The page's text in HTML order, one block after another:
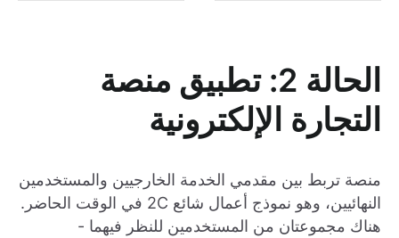
الحالة 2: تطبيق منصة
التجارة الإلكترونية
منصة تربط بين مقدمي الخدمة الخارجيين والمستخدمين
النهائيين، وهو نموذج أعمال شائع 2C في الوقت الحاضر.
هناك مجموعتان من المستخدمين للنظر فيهما -